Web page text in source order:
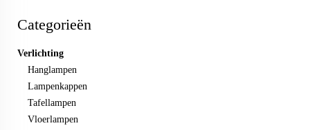
Categorieën
Verlichting
Hanglampen
Lampenkappen
Tafellampen
Vloerlampen